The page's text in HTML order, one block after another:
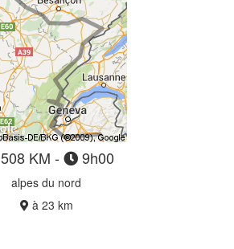
508 KM - 9h00
alpes du nord
à 23 km